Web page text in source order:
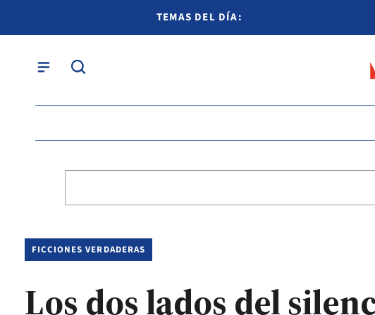
TEMAS DEL DÍA:
FICCIONES VERDADERAS
Los dos lados del